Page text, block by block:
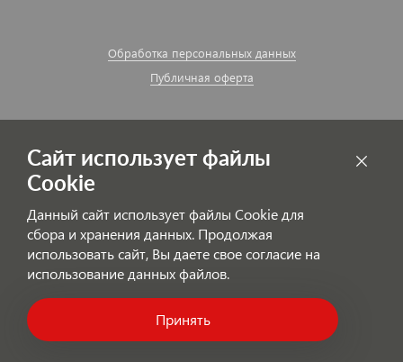
Обработка персональных данных
Публичная оферта
Сайт использует файлы
Cookie
Данный сайт использует файлы Cookie для
сбора и хранения данных. Продолжая
использовать сайт, Вы даете свое согласие на
использование данных файлов.
Принять